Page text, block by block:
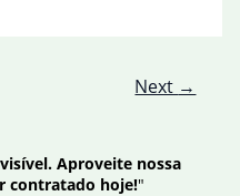
Next →
Aproveite nossa
contratado hoje!"